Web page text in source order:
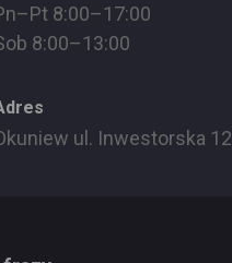
8:00–17:00
8:00–13:00
ul. Inwestorska 12